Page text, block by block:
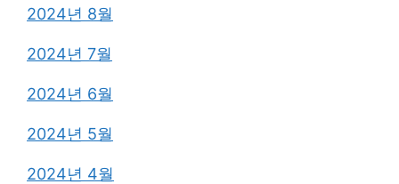
2024년 8월
2024년 7월
2024년 6월
2024년 5월
2024년 4월